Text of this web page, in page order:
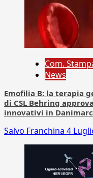
Com.
News
Emofilia B: la terapia
di CSL Behring
innovativi in
Salvo Franchina 4